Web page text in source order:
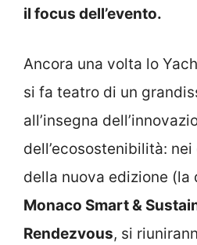
il focus dell’evento.
Ancora una volta lo
si fa teatro di un
all’insegna
dell’ecosostenibilità:
della nuova edizione (la
Monaco Smart &
Rendezvous, si